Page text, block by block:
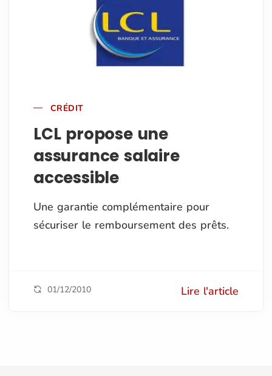
CRÉDIT
LCL propose une
assurance salaire
accessible
Une garantie complémentaire pour
sécuriser le remboursement des prêts.
01/12/2010 Lire l'article